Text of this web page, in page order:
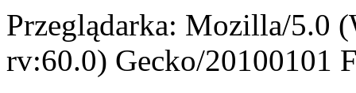
Przeglądarka: Mozilla/5.0
rv:60.0) Gecko/20100101